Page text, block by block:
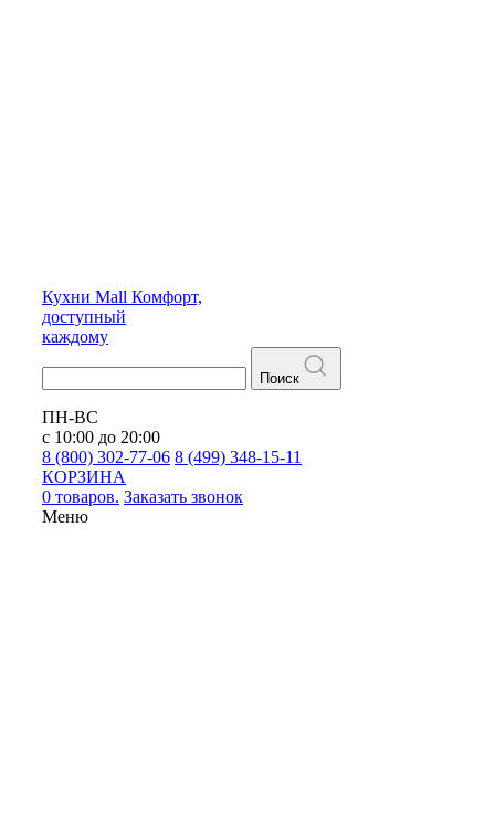
Кухни Mall Комфорт,
доступный
каждому
Поиск
ПН-ВС
с 10:00 до 20:00
8 (800) 302-77-06 8 (499) 348-15-11
КОРЗИНА
0 товаров. Заказать звонок
Меню